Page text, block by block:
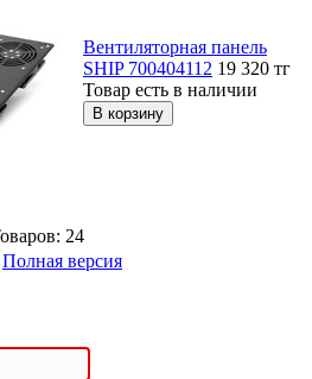
Вентиляторная панель
SHIP 700404112 19 320 тг
Товар есть в наличии
24
Полная версия